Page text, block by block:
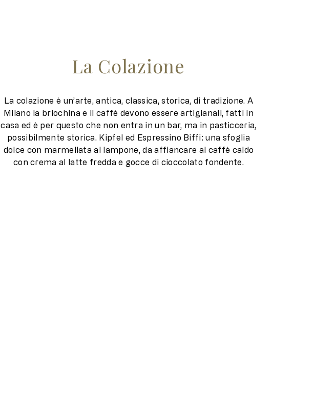
La Colazione
La colazione è un’arte, antica, classica, storica, di tradizione. A
Milano la briochina e il caffè devono essere artigianali, fatti in
casa ed è per questo che non entra in un bar, ma in pasticceria,
possibilmente storica. Kipfel ed Espressino Biffi: una sfoglia
dolce con marmellata al lampone, da affiancare al caffè caldo
con crema al latte fredda e gocce di cioccolato fondente.